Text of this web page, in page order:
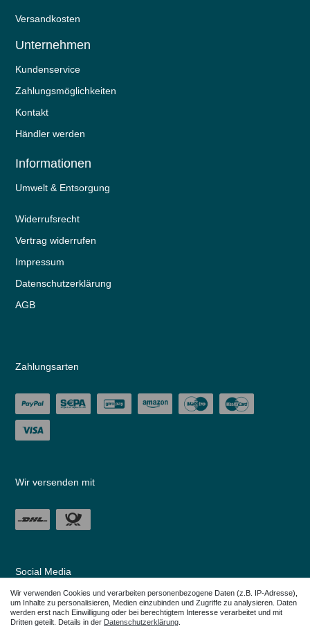
Versandkosten
Unternehmen
Kundenservice
Zahlungsmöglichkeiten
Kontakt
Händler werden
Informationen
Umwelt & Entsorgung
Widerrufs­recht
Vertrag widerrufen
Impressum
Daten­schutz­erklärung
AGB
Zahlungsarten
Wir versenden mit
Social Media
Wir verwenden Cookies und verarbeiten personenbezogene Daten (z.B. IP-Adresse),
um Inhalte zu personalisieren, Medien einzubinden und Zugriffe zu analysieren. Daten
werden erst nach Einwilligung oder bei berechtigtem Interesse verarbeitet und mit
Dritten geteilt. Details in der Daten­schutz­erklärung